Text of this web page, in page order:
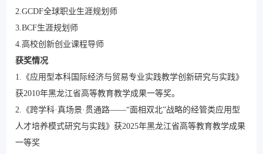
2.GCDF全球职业生涯规划师
3.BCF生涯规划师
4.高校创新创业课程导师
获奖情况
1.《应用型本科国际经济与贸易专业实践教学创新研究与实践》
获2010年黑龙江省高等教育教学成果一等奖。
2.《跨学科·真场景·贯通路——“面相双北”战略的经管类应用型
人才培养模式研究与实践》获2025年黑龙江省高等教育教学成果
一等奖